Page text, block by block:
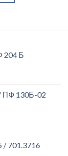
204 Б
ПФ 130Б-02
/ 701.3716